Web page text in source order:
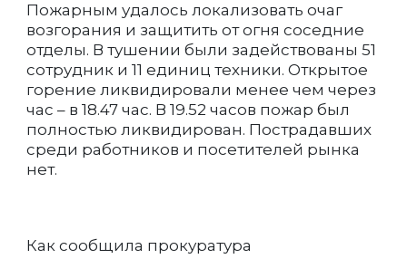
Пожарным удалось локализовать очаг
возгорания и защитить от огня соседние
отделы. В тушении были задействованы 51
сотрудник и 11 единиц техники. Открытое
горение ликвидировали менее чем через
час – в 18.47 час. В 19.52 часов пожар был
полностью ликвидирован. Пострадавших
среди работников и посетителей рынка
нет.
Как сообщила прокуратура